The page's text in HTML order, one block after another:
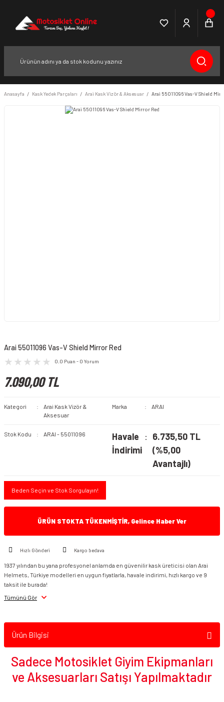
Anasayfa Kask Yedek Parçaları Arai Kask Vizör & Aksesuar Arai 55011096 Vas-V Shield
Arai 55011096 Vas-V Shield Mirror Red
0.0 Puan - 0 Yorum
7.090,00 TL
Kategori
Arai Kask Vizör &
Aksesuar
Marka ARAI
Stok Kodu ARAI - 55011096
Havale
İndirimi
6.735,50 TL
(%5,00
Avantajlı)
Beden Seçin ve Stok Sorgulayın!
ÜRÜN STOKTA TÜKENMİŞTİR, Gelince Haber Ver
Hızlı Gönderi Kargo bedava
1937 yılından bu yana profesyonel anlamda en güvenilir kask üreticisi olan Arai
Helmets, Türkiye modelleri en uygun fiyatlarla, havale indirimi, hızlı kargo ve 9
taksit ile burada!
Tümünü Gör
Ürün Bilgisi
Sadece Motosiklet Giyim Ekipmanları
ve Aksesuarları Satışı Yapılmaktadır